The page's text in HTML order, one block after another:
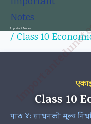
Important Notes
/Class 10
Class 10
पाठ ४: साधनको मूल्य